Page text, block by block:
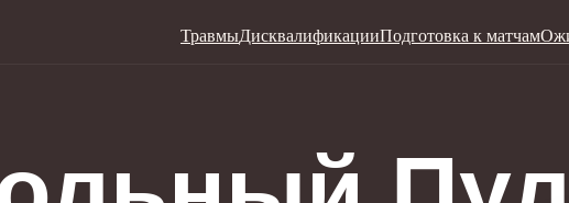
ТравмыДисквалификацииПодготовка к матчам